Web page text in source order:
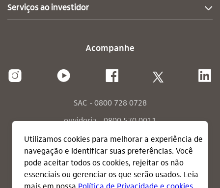
Serviços ao investidor
Acompanhe
SAC - 0800 728 0728
ouvidoria - 0800 570 0011
ouvidoria - envie sua mensagem
consumidor.gov.br
termos de uso